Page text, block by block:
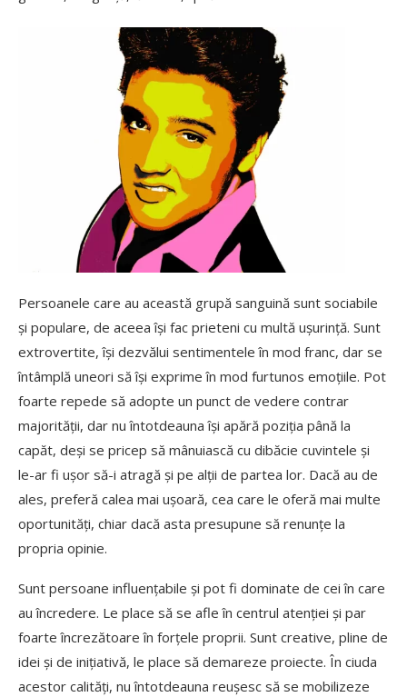
Persoanele care au această grupă sanguină sunt sociabile
și populare, de aceea își fac prieteni cu multă ușurință. Sunt
extrovertite, își dezvălui sentimentele în mod franc, dar se
întâmplă uneori să își exprime în mod furtunos emoțiile. Pot
foarte repede să adopte un punct de vedere contrar
majorității, dar nu întotdeauna își apără poziția până la
capăt, deși se pricep să mânuiască cu dibăcie cuvintele și
le-ar fi ușor să-i atragă și pe alții de partea lor. Dacă au de
ales, preferă calea mai ușoară, cea care le oferă mai multe
oportunități, chiar dacă asta presupune să renunțe la
propria opinie.
Sunt persoane influențabile și pot fi dominate de cei în care
au încredere. Le place să se afle în centrul atenției și par
foarte încrezătoare în forțele proprii. Sunt creative, pline de
idei și de inițiativă, le place să demareze proiecte. În ciuda
acestor calități, nu întotdeauna reușesc să se mobilizeze